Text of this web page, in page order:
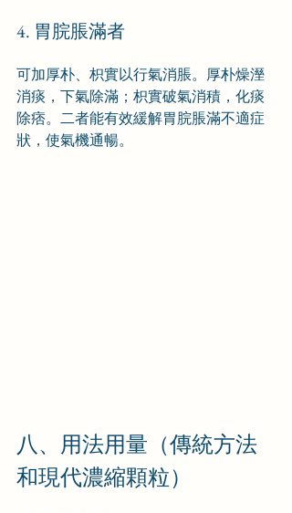
4. 胃脘脹滿者
可加厚朴、枳實以行氣消脹。厚朴燥溼
消痰，下氣除滿；枳實破氣消積，化痰
除痞。二者能有效緩解胃脘脹滿不適症
狀，使氣機通暢。
八、用法用量（傳統方法
和現代濃縮顆粒）